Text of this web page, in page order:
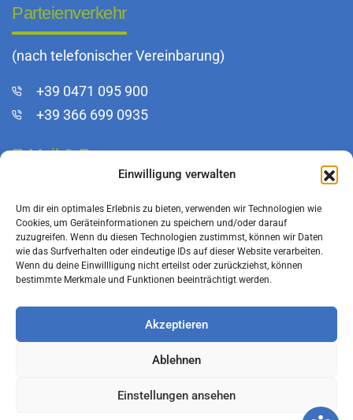
Einwilligung verwalten
Um dir ein optimales Erlebnis zu bieten, verwenden wir Technologien wie
Cookies, um Geräteinformationen zu speichern und/oder darauf
zuzugreifen. Wenn du diesen Technologien zustimmst, können wir Daten
wie das Surfverhalten oder eindeutige IDs auf dieser Website verarbeiten.
Wenn du deine Einwillligung nicht erteilst oder zurückziehst, können
bestimmte Merkmale und Funktionen beeinträchtigt werden.
Akzeptieren
Ablehnen
Einstellungen ansehen
Parteienverkehr
(nach telefonischer Vereinbarung)
+39 0471 095 900
+39 366 699 0935
E-Mail & Pec
infoeg@pec.rolmail.net
PRIVACY–COOKIES